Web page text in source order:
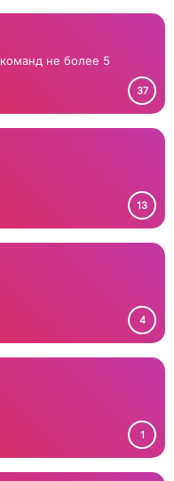
команд не более 5
37
13
4
1